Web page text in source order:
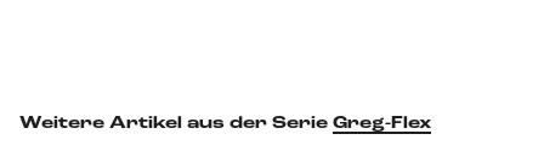
Weitere Artikel aus der Serie Greg-Flex